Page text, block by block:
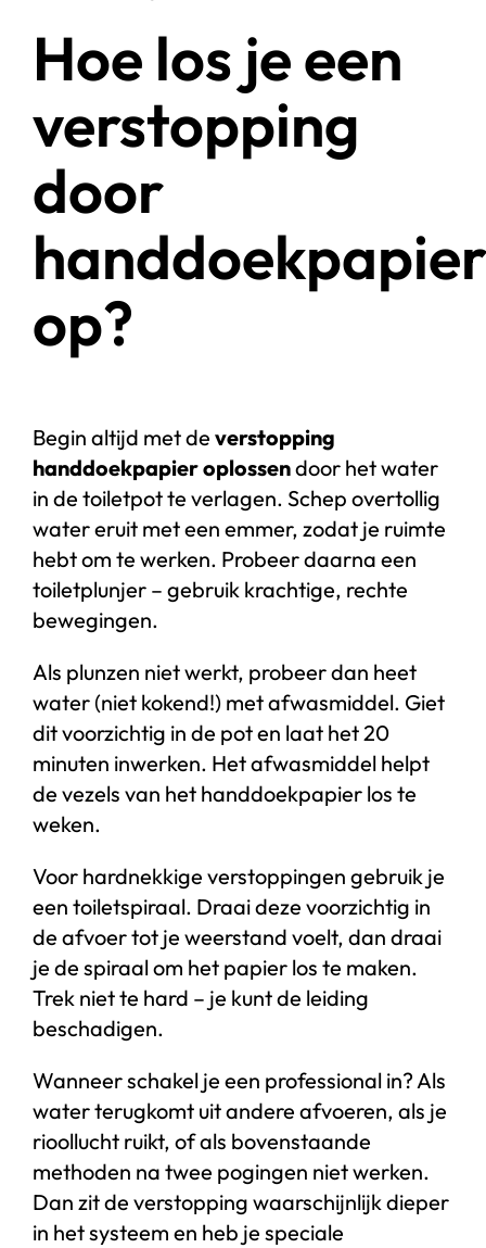
Hoe los je een
verstopping
door
handdoekpapier
op?
Begin altijd met de verstopping
handdoekpapier oplossendoor het water
in de toiletpot te verlagen. Schep overtollig
water eruit met een emmer, zodat je ruimte
hebt om te werken. Probeer daarna een
toiletplunjer – gebruik krachtige, rechte
bewegingen.
Als plunzen niet werkt, probeer dan heet
water (niet kokend!) met afwasmiddel. Giet
dit voorzichtig in de pot en laat het 20
minuten inwerken. Het afwasmiddel helpt
de vezels van het handdoekpapier los te
weken.
Voor hardnekkige verstoppingen gebruik je
een toiletspiraal. Draai deze voorzichtig in
de afvoer tot je weerstand voelt, dan draai
je de spiraal om het papier los te maken.
Trek niet te hard – je kunt de leiding
beschadigen.
Wanneer schakel je een professional in? Als
water terugkomt uit andere afvoeren, als je
rioollucht ruikt, of als bovenstaande
methoden na twee pogingen niet werken.
Dan zit de verstopping waarschijnlijk dieper
in het systeem en heb je speciale